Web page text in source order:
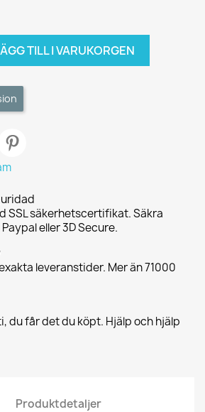
TILL I VARUKORGEN
SSL säkerhetscertifikat. Säkra
eller 3D Secure.
leveranstider. Mer än 71000
du får det du köpt. Hjälp och hjälp
Produktdetaljer